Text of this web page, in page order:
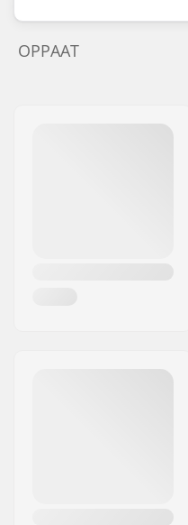
OPPAAT